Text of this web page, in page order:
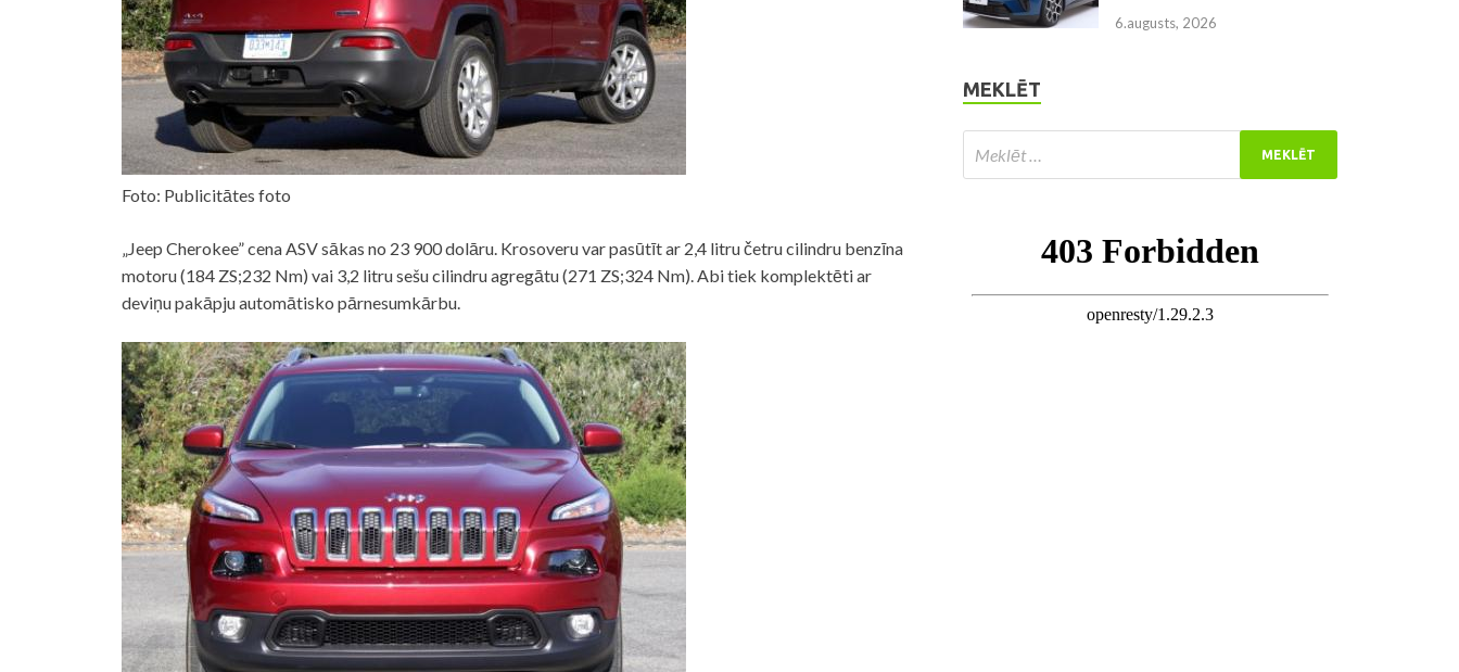
Foto: Publicitātes foto
„Jeep Cherokee” cena ASV sākas no 23 900 dolāru. Krosoveru var pasūtīt ar 2,4 litru četru cilindru benzīna
motoru (184 ZS;232 Nm) vai 3,2 litru sešu cilindru agregātu (271 ZS;324 Nm). Abi tiek komplektēti ar
deviņu pakāpju automātisko pārnesumkārbu.
6.augusts, 2026
MEKLĒT